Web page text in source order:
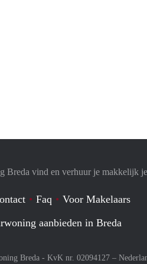
Breda vind en verhuur je makkelijk
Faq
Voor Makelaars
aanbieden in Breda
Breda - KvK nr. 02094127 –